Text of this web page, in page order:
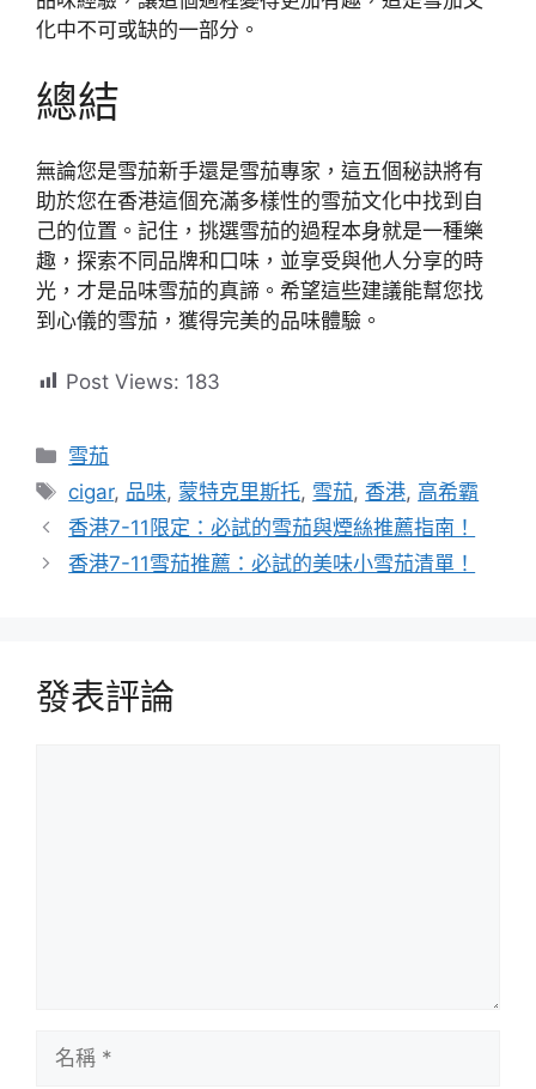
化中不可或缺的一部分。
總結
無論您是雪茄新手還是雪茄專家，這五個秘訣將有
助於您在香港這個充滿多樣性的雪茄文化中找到自
己的位置。記住，挑選雪茄的過程本身就是一種樂
趣，探索不同品牌和口味，並享受與他人分享的時
光，才是品味雪茄的真諦。希望這些建議能幫您找
到心儀的雪茄，獲得完美的品味體驗。
Post Views: 183
分
類
雪茄
標
籤
cigar, 品味, 蒙特克里斯托, 雪茄, 香港, 高希霸
香港7-11限定：必試的雪茄與煙絲推薦指南！
香港7-11雪茄推薦：必試的美味小雪茄清單！
發表評論